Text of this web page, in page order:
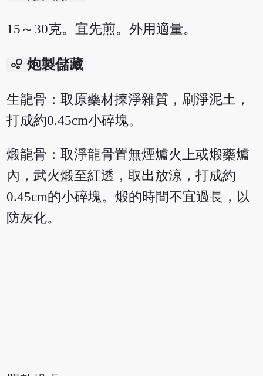
15～30克。宜先煎。外用適量。
bubble_chart 炮製儲藏
生龍骨：取原藥材揀淨雜質，刷淨泥土，
打成約0.45cm小碎塊。
煅龍骨：取淨龍骨置無煙爐火上或煅藥爐
內，武火煅至紅透，取出放涼，打成約
0.45cm的小碎塊。煅的時間不宜過長，以
防灰化。